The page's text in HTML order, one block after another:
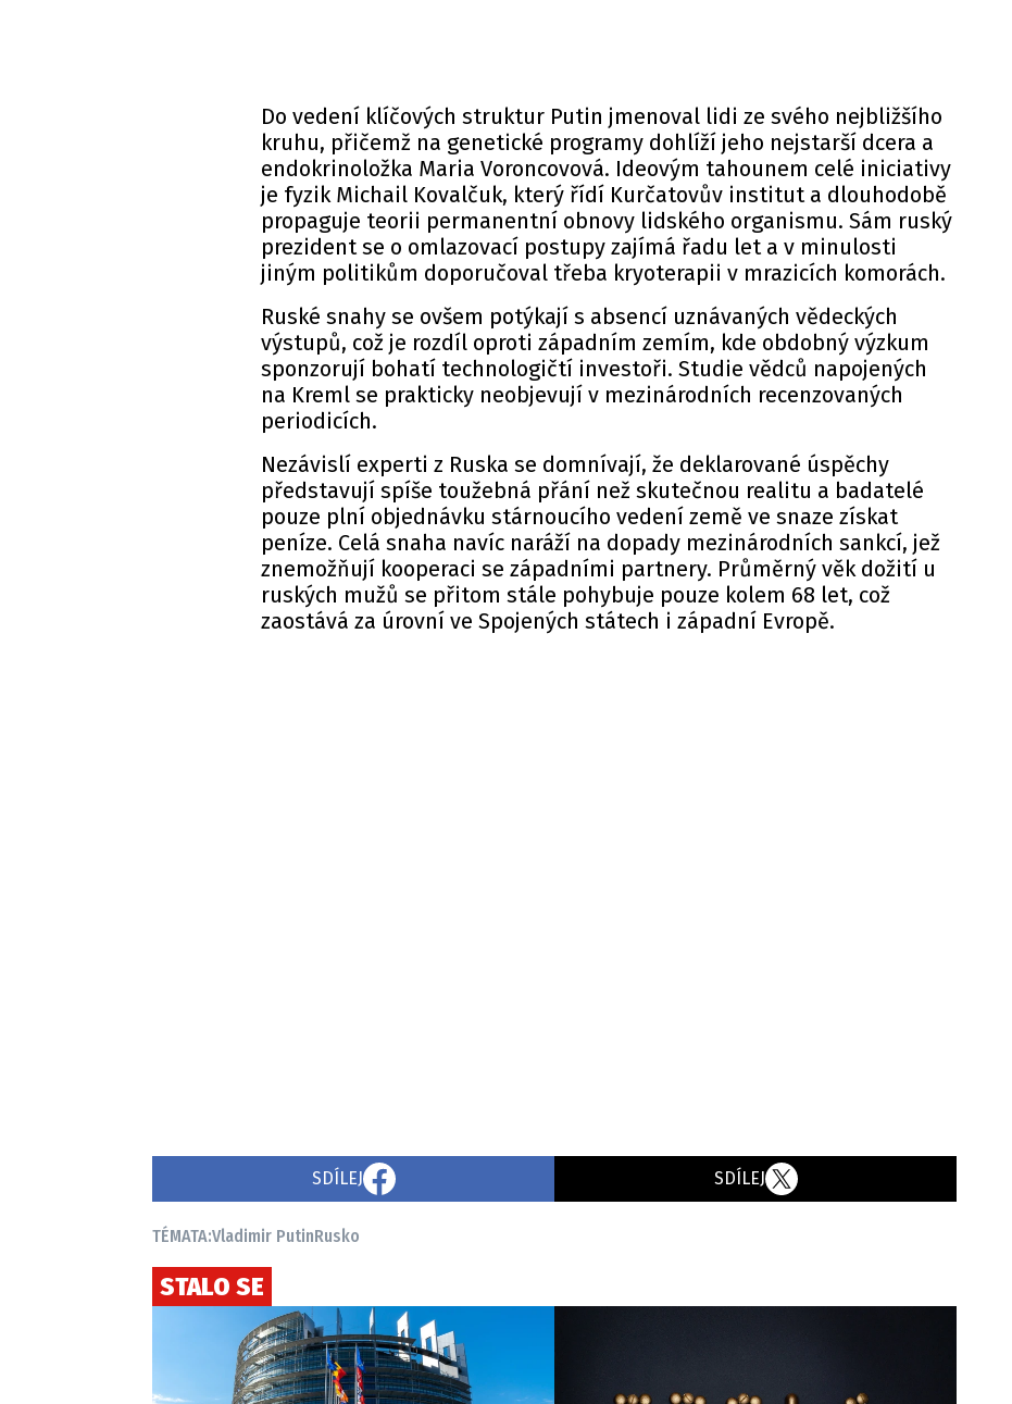
Do vedení klíčových struktur Putin jmenoval lidi ze svého nejbližšího
kruhu, přičemž na genetické programy dohlíží jeho nejstarší dcera a
endokrinoložka Maria Voroncovová. Ideovým tahounem celé iniciativy
je fyzik Michail Kovalčuk, který řídí Kurčatovův institut a dlouhodobě
propaguje teorii permanentní obnovy lidského organismu. Sám ruský
prezident se o omlazovací postupy zajímá řadu let a v minulosti
jiným politikům doporučoval třeba kryoterapii v mrazicích komorách.
Ruské snahy se ovšem potýkají s absencí uznávaných vědeckých
výstupů, což je rozdíl oproti západním zemím, kde obdobný výzkum
sponzorují bohatí technologičtí investoři. Studie vědců napojených
na Kreml se prakticky neobjevují v mezinárodních recenzovaných
periodicích.
Nezávislí experti z Ruska se domnívají, že deklarované úspěchy
představují spíše toužebná přání než skutečnou realitu a badatelé
pouze plní objednávku stárnoucího vedení země ve snaze získat
peníze. Celá snaha navíc naráží na dopady mezinárodních sankcí, jež
znemožňují kooperaci se západními partnery. Průměrný věk dožití u
ruských mužů se přitom stále pohybuje pouze kolem 68 let, což
zaostává za úrovní ve Spojených státech i západní Evropě.
SDÍLEJ SDÍLEJ
TÉMATA:Vladimir PutinRusko
STALO SE